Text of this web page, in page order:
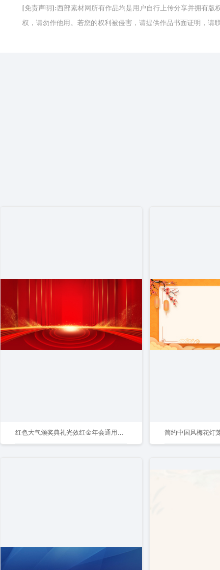
[免责声明]:西部素材网所有作品均是用户自行上传分享并拥有
权，请勿作他用。若您的权利被侵害，请提供作品书面证明，请
红色大气颁奖典礼光效红金年会通用喜庆背景 简约中国风梅花灯